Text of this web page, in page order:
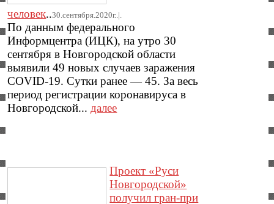
человек..30.сентября.2020г..|.
По данным федерального
Информцентра (ИЦК), на утро 30
сентября в Новгородской области
выявили 49 новых случаев заражения
COVID-19. Сутки ранее — 45. За весь
период регистрации коронавируса в
Новгородской... далее
Проект «Руси
Новгородской»
получил гран-при